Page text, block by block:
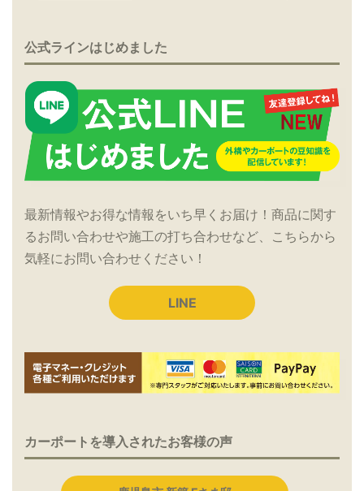
公式ラインはじめました
最新情報やお得な情報をいち早くお届け！商品に関す
るお問い合わせや施工の打ち合わせなど、こちらから
気軽にお問い合わせください！
LINE
カーポートを導入されたお客様の声